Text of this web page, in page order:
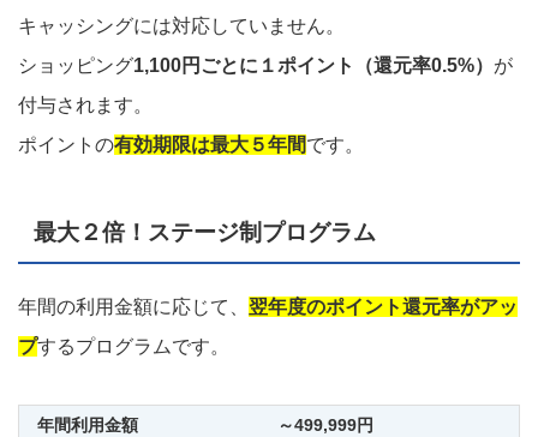
キャッシングには対応していません。
ショッピング1,100円ごとに１ポイント（還元率0.5%） が
付与されます。
ポイントの有効期限は最大５年間です。
最大２倍！ステージ制プログラム
年間の利用金額に応じて、 翌年度のポイント還元率がアッ
プするプログラムです。
～499,999円